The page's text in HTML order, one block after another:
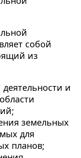
собой
из
и
земельных
для
планов;